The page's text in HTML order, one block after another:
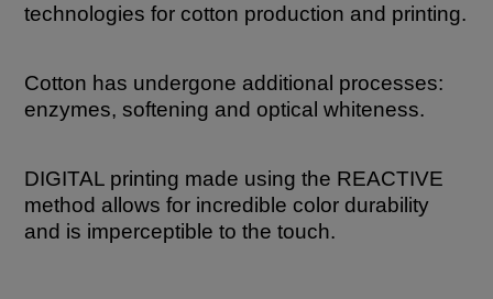
technologies for cotton production and printing.
Cotton has undergone additional processes:
enzymes, softening and optical whiteness.
DIGITAL printing made using the REACTIVE
method allows for incredible color durability
and is imperceptible to the touch.